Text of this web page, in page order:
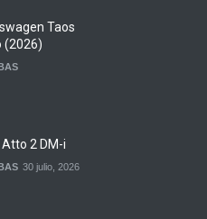
Taos
(2026)
2 DM-i
30 julio, 2026